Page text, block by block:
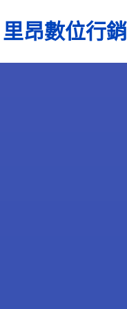
里昂數位行銷